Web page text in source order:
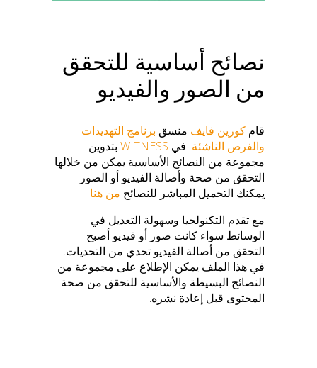
نصائح أساسية للتحقق
من الصور والفيديو
قام كورين فايف منسق برنامج التهديدات
والفرص الناشئة في WITNESS بتدوين
مجموعة من النصائح الأساسية يمكن من خلالها
التحقق من صحة وأصالة الفيديو أو الصور.
يمكنك التحميل المباشر للنصائح من هنا
مع تقدم التكنولجيا وسهولة التعديل في
الوسائط سواء كانت صور أو فيديو أصبح
التحقق من أصالة الفيديو تحدي من التحديات.
في هذا الملف يمكن الإطلاع على مجموعة من
النصائح البسيطة والأساسية للتحقق من صحة
المحتوى قبل إعادة نشره.